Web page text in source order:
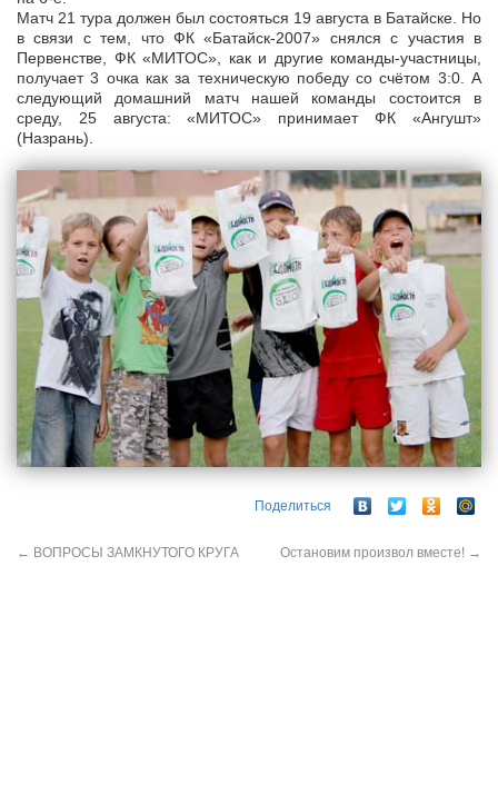
Матч 21 тура должен был состояться 19 августа в Батайске. Но
в связи с тем, что ФК «Батайск-2007» снялся с участия в
Первенстве, ФК «МИТОС», как и другие команды-участницы,
получает 3 очка как за техническую победу со счётом 3:0. А
следующий домашний матч нашей команды состоится в
среду, 25 августа: «МИТОС» принимает ФК «Ангушт»
(Назрань).
Поделиться
← ВОПРОСЫ ЗАМКНУТОГО КРУГА Остановим произвол вместе! →